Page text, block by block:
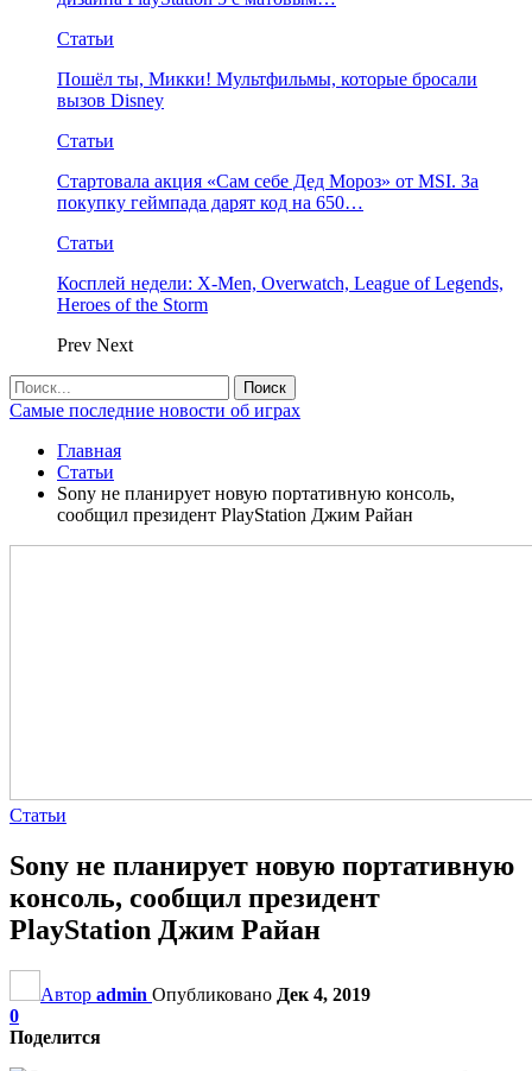
Статьи
Пошёл ты, Микки! Мультфильмы, которые бросали
вызов Disney
Статьи
Стартовала акция «Сам себе Дед Мороз» от MSI. За
покупку геймпада дарят код на 650…
Статьи
Косплей недели: X-Men, Overwatch, League of Legends,
Heroes of the Storm
Prev Next
Самые последние новости об играх
Главная
Статьи
Sony не планирует новую портативную консоль,
сообщил президент PlayStation Джим Райан
Статьи
Sony не планирует новую портативную
консоль, сообщил президент
PlayStation Джим Райан
Автор admin Опубликовано Дек 4, 2019
0
Поделится